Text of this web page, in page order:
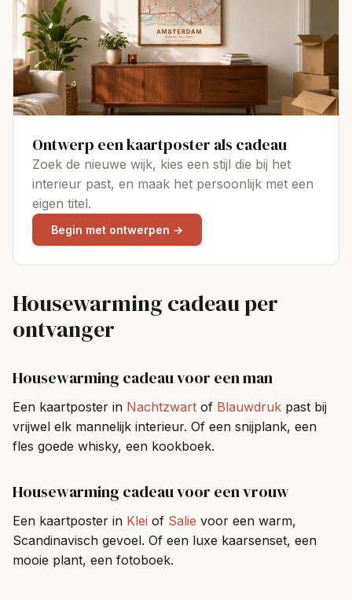
Ontwerp een kaartposter als cadeau
Zoek de nieuwe wijk, kies een stijl die bij het
interieur past, en maak het persoonlijk met een
eigen titel.
Begin met ontwerpen →
Housewarming cadeau per
ontvanger
Housewarming cadeau voor een man
Een kaartposter in Nachtzwart of Blauwdruk past bij
vrijwel elk mannelijk interieur. Of een snijplank, een
fles goede whisky, een kookboek.
Housewarming cadeau voor een vrouw
Een kaartposter in Klei of Salie voor een warm,
Scandinavisch gevoel. Of een luxe kaarsenset, een
mooie plant, een fotoboek.